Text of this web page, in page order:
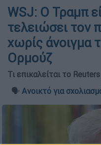
WSJ: Ο Τραμπ
τελειώσει τον
χωρίς άνοιγμα
Ορμούζ
Τι επικαλείται το Reuters
🗣️ Ανοικτό για